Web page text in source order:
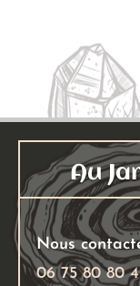
Au
Nous
06 75 80 80